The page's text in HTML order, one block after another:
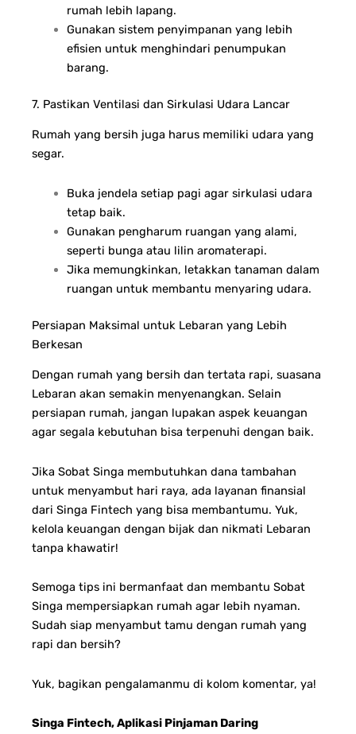
rumah lebih lapang.
Gunakan sistem penyimpanan yang lebih
efisien untuk menghindari penumpukan
barang.
7. Pastikan Ventilasi dan Sirkulasi Udara Lancar
Rumah yang bersih juga harus memiliki udara yang
segar.
Buka jendela setiap pagi agar sirkulasi udara
tetap baik.
Gunakan pengharum ruangan yang alami,
seperti bunga atau lilin aromaterapi.
Jika memungkinkan, letakkan tanaman dalam
ruangan untuk membantu menyaring udara.
Persiapan Maksimal untuk Lebaran yang Lebih
Berkesan
Dengan rumah yang bersih dan tertata rapi, suasana
Lebaran akan semakin menyenangkan. Selain
persiapan rumah, jangan lupakan aspek keuangan
agar segala kebutuhan bisa terpenuhi dengan baik.
Jika Sobat Singa membutuhkan dana tambahan
untuk menyambut hari raya, ada layanan finansial
dari Singa Fintech yang bisa membantumu. Yuk,
kelola keuangan dengan bijak dan nikmati Lebaran
tanpa khawatir!
Semoga tips ini bermanfaat dan membantu Sobat
Singa mempersiapkan rumah agar lebih nyaman.
Sudah siap menyambut tamu dengan rumah yang
rapi dan bersih?
Yuk, bagikan pengalamanmu di kolom komentar, ya!
Singa Fintech, Aplikasi Pinjaman Daring